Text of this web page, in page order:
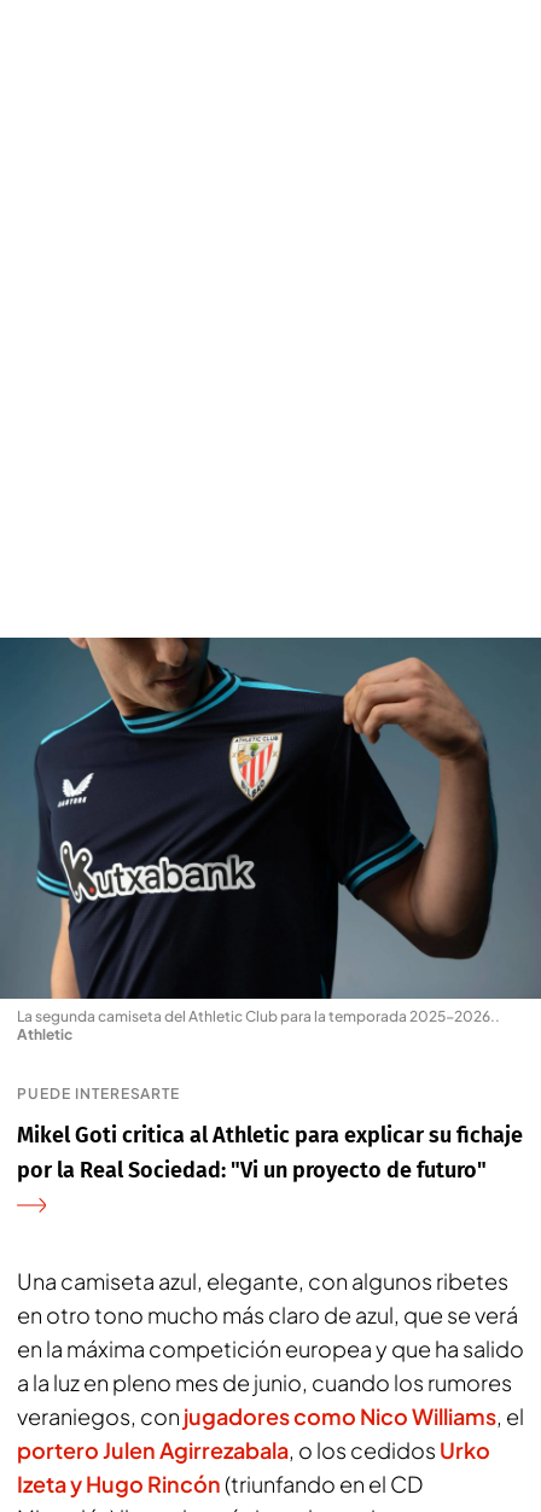
La segunda camiseta del Athletic Club para la temporada 2025-2026..
Athletic
PUEDE INTERESARTE
Mikel Goti critica al Athletic para explicar su fichaje
por la Real Sociedad: "Vi un proyecto de futuro"
Una camiseta azul, elegante, con algunos ribetes
en otro tono mucho más claro de azul, que se verá
en la máxima competición europea y que ha salido
a la luz en pleno mes de junio, cuando los rumores
veraniegos, con jugadores como Nico Williams, el
portero Julen Agirrezabala, o los cedidos Urko
Izeta y Hugo Rincón(triunfando en el CD